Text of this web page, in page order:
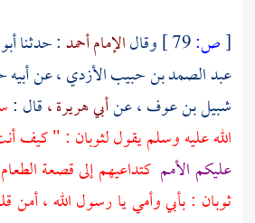
[ص: وقالالإمام أحمد: حدثنا
عبد الصمد بن حبيب الأزدي ،عن أبيه
شبيل بن عوف ،عنأبي هريرة ،قال :
الله عليه وسلم يقوللثوبان : " كيف
عليكم الأمم كتداعيهم إلى قصعة
ثوبان : بأبي وأمي يا رسول الله ، أمن